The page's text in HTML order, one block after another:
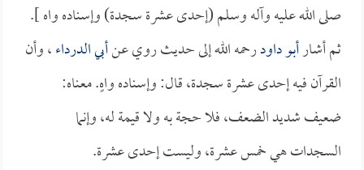
صلى الله عليه وآله وسلم (إحدى عشرة سجدة) وإسناده واه ].
ثم أشارأبو داودرحمه الله إلى حديث روي عنأبي الدرداء، وأن
القرآن فيه إحدى عشرة سجدة، قال: وإسناده واهٍ. معناه:
ضعيف شديد الضعف، فلا حجة به ولا قيمة له، وإنما
السجدات هي خمس عشرة، وليست إحدى عشرة.